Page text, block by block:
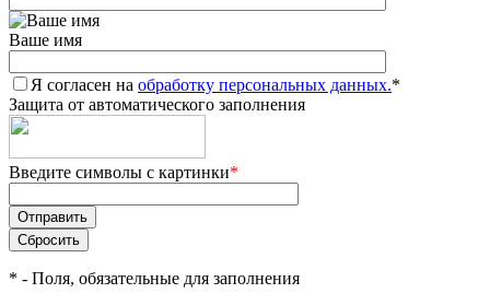
Ваше имя
Я согласен на обработку персональных данных.*
Защита от автоматического заполнения
Введите символы с картинки*
* - Поля, обязательные для заполнения
25% картой любого банка
Получайте товар
выбранный способом
Оставшиеся75% будут
списыватьсяс вашей карты
по